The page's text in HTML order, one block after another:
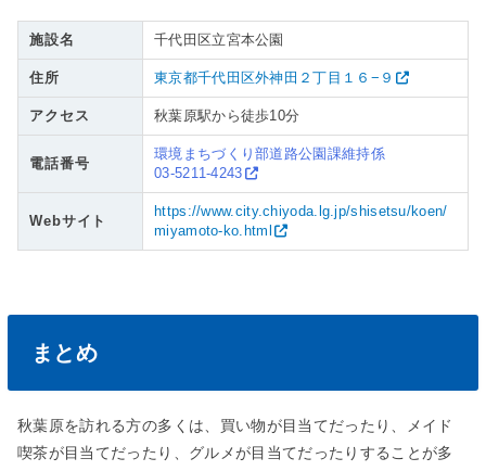
施設名 千代田区立宮本公園
住所 東京都千代田区外神田２丁目１６−９
アクセス 秋葉原駅から徒歩10分
電話番号
環境まちづくり部道路公園課維持係
03-5211-4243
Webサイト
https://www.city.chiyoda.lg.jp/shisetsu/koen/
miyamoto-ko.html
まとめ
秋葉原を訪れる方の多くは、買い物が目当てだったり、メイド
喫茶が目当てだったり、グルメが目当てだったりすることが多